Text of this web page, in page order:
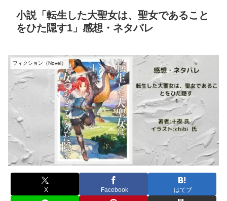
小説「転生した大聖女は、聖女であること
をひた隠す1」感想・ネタバレ
フィクション（Novel）
X Facebook はてブ